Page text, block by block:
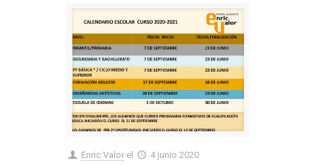
Enric Valor el 4 junio 2020